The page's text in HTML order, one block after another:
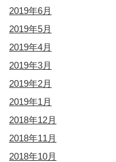
2019年6月
2019年5月
2019年4月
2019年3月
2019年2月
2019年1月
2018年12月
2018年11月
2018年10月